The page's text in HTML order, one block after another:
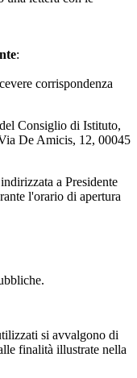
:
corrispondenza
Consiglio di Istituto,
De Amicis, 12, 00045
a Presidente
l'orario di apertura
si avvalgono di
finalità illustrate nella